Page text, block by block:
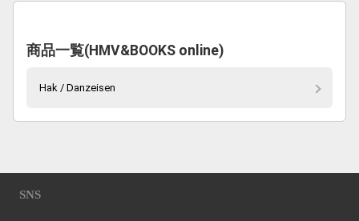
商品一覧(HMV&BOOKS online)
Hak / Danzeisen
SNS